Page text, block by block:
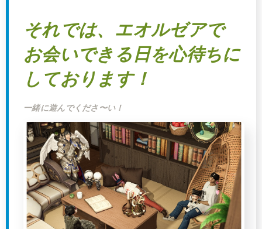
それでは、エオルゼアで
お会いできる日を心待ちに
しております！
一緒に遊んでくださ〜い！